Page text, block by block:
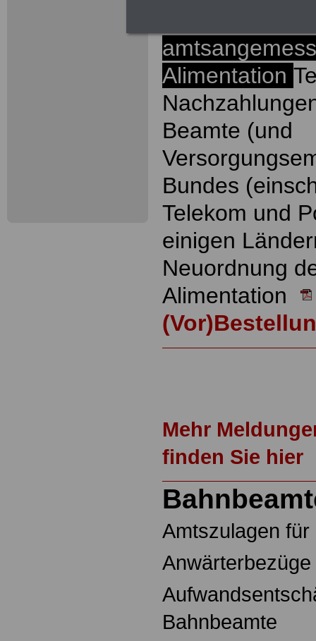
Alimentation
Beamte (und
Bundes
Telekom und
einigen
Neuordnung
Alimentation
Mehr
finden Sie hier
Amtszulagen
Bahnbeamte